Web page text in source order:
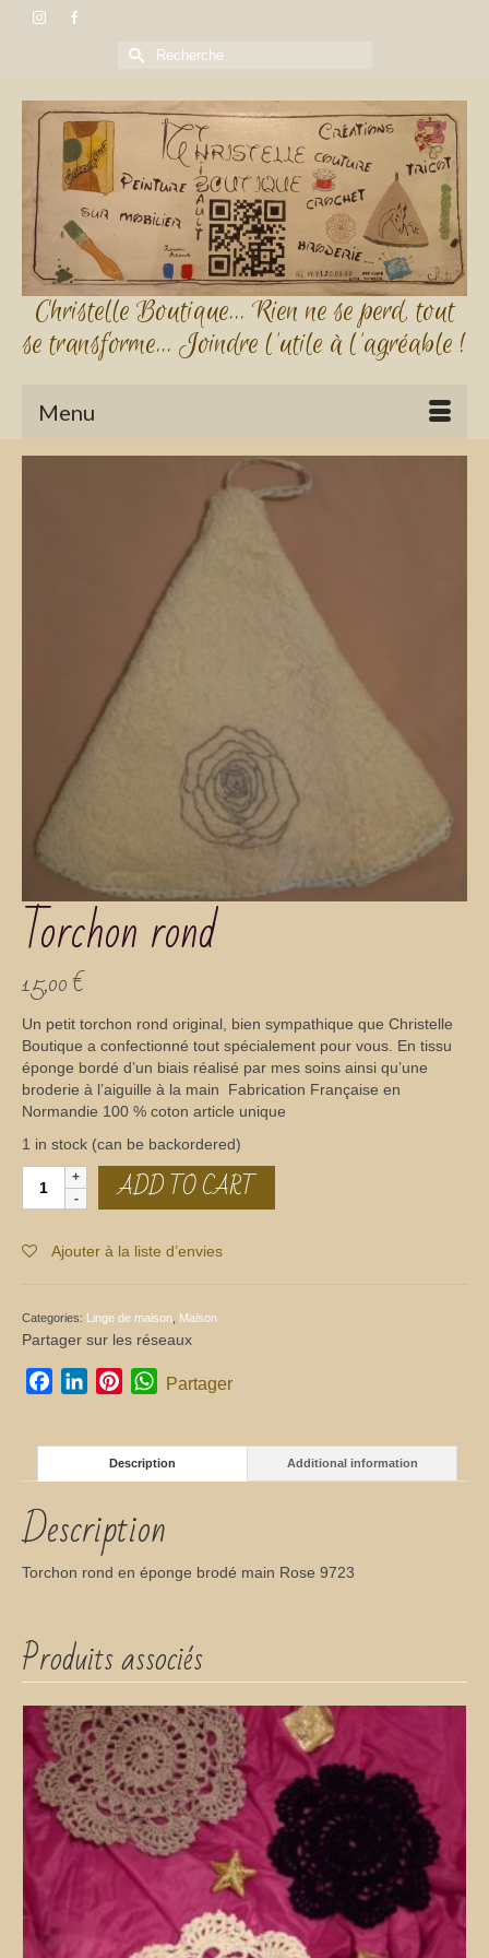
Rechercher :
Christelle Boutique... Rien ne se perd, tout
se transforme... Joindre l'utile à l'agréable !
Menu
Torchon rond
15,00€
Un petit torchon rond original, bien sympathique que Christelle
Boutique a confectionné tout spécialement pour vous. En tissu
éponge bordé d’un biais réalisé par mes soins ainsi qu’une
broderie à l’aiguille à la main Fabrication Française en
Normandie 100 % coton article unique
1 in stock (can be backordered)
Torchon
rond
ADD TO CART
Ajouter à la liste d’envies
Categories: Linge de maison Maison
Partager sur les réseaux
FacebookLinkedInPinterestWhatsApp
Partager
Description Additional information
Description
Torchon rond en éponge brodé main Rose 9723
Produits associés